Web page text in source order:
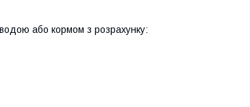
або кормом з розрахунку: